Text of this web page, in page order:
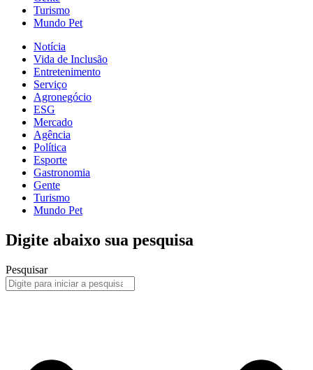
Turismo
Mundo Pet
Notícia
Vida de Inclusão
Entretenimento
Serviço
Agronegócio
ESG
Mercado
Agência
Política
Esporte
Gastronomia
Gente
Turismo
Mundo Pet
Digite abaixo sua pesquisa
Pesquisar